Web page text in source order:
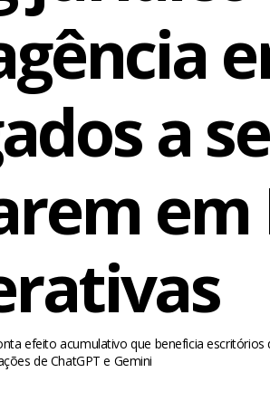
a se
em
efeito acumulativo que beneficia
de ChatGPT e Gemini